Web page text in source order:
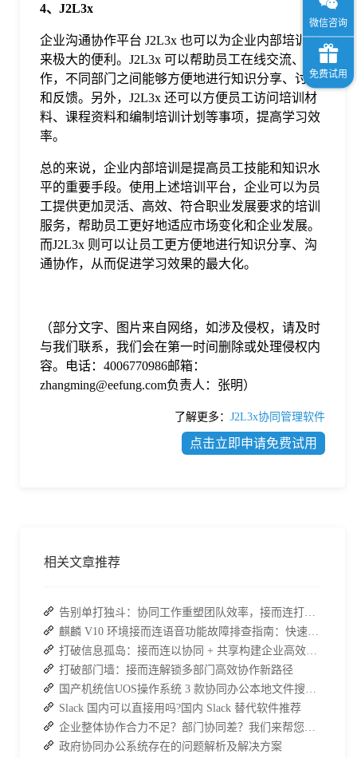
4、J2L3x
企业沟通协作平台 J2L3x 也可以为企业内部培训带
来极大的便利。J2L3x 可以帮助员工在线交流、协
作，不同部门之间能够方便地进行知识分享、讨论
和反馈。另外，J2L3x 还可以方便员工访问培训材
料、课程资料和编制培训计划等事项，提高学习效
率。
总的来说，企业内部培训是提高员工技能和知识水
平的重要手段。使用上述培训平台，企业可以为员
工提供更加灵活、高效、符合职业发展要求的培训
服务，帮助员工更好地适应市场变化和企业发展。
而J2L3x 则可以让员工更方便地进行知识分享、沟
通协作，从而促进学习效果的最大化。
（部分文字、图片来自网络，如涉及侵权，请及时
与我们联系，我们会在第一时间删除或处理侵权内
容。电话：4006770986邮箱：
zhangming@eefung.com负责人：张明）
了解更多： J2L3x协同管理软件
点击立即申请免费试用
相关文章推荐
打破部门墙：接而连解锁多部门高效协作新路径
Slack 国内可以直接用吗?国内 Slack 替代软件推荐
政府协同办公系统存在的问题解析及解决方案